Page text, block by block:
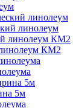
линолеум
КМ2
5м